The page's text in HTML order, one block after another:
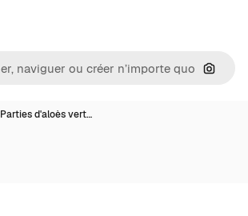
Parties d'aloès vert…